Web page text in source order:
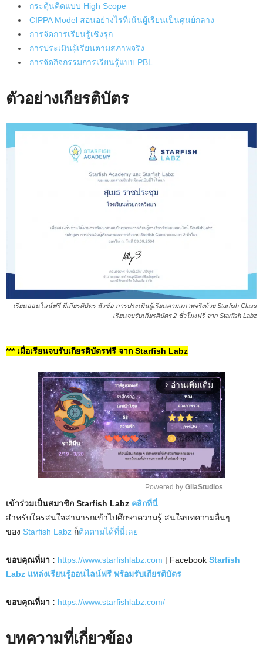
กระตุ้นคิดแบบ High Scope
CIPPA Model สอนอย่างไรที่เน้นผู้เรียนเป็นศูนย์กลาง
การจัดการเรียนรู้เชิงรุก
การประเมินผู้เรียนตามสภาพจริง
การจัดกิจกรรมการเรียนรู้แบบ PBL
ตัวอย่างเกียรติบัตร
เรียนออนไลน์ฟรี มีเกียรติบัตร หัวข้อ การประเมินผู้เรียนตามสภาพจริงด้วย Starfish Class
เรียนจบรับเกียรติบัตร 2 ชั่วโมงฟรี จาก Starfish Labz
*** เมื่อเรียนจบรับเกียรติบัตรฟรี จาก Starfish Labz
arrow_forward_ios อ่านเพิ่มเติม
u
Powered by GliaStudios
เข้าร่วมเป็นสมาชิก Starfish Labz คลิกที่นี่
สำหรับใครสนใจสามารถเข้าไปศึกษาความรู้ สนใจบทความอื่นๆ
ของ Starfish Labz ก็ติดตามได้ที่นี่เลย
ขอบคุณที่มา : https://www.starfishlabz.com | Facebook Starfish
Labz แหล่งเรียนรู้ออนไลน์ฟรี พร้อมรับเกียรติบัตร
ขอบคุณที่มา : https://www.starfishlabz.com/
บทความที่เกี่ยวข้อง